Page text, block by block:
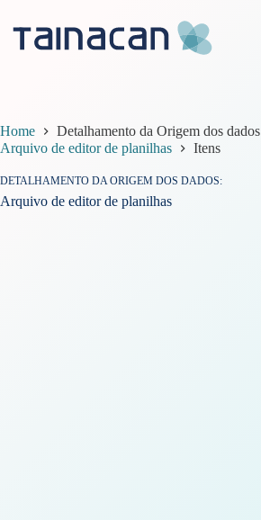
conteúdo
Home
Detalhamento da Origem dos dados
Arquivo de editor de planilhas
Itens
DETALHAMENTO DA ORIGEM DOS DADOS
Arquivo de editor de planilhas